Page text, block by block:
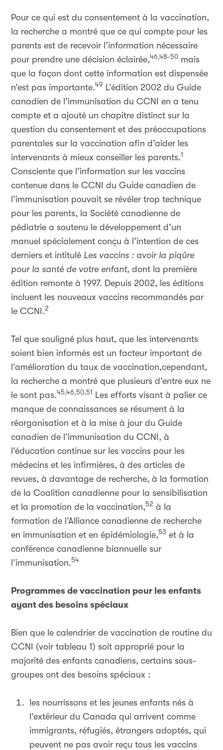
Pour ce qui est du consentement à la vaccination,
la recherche a montré que ce qui compte pour les
parents est de recevoir l’information nécessaire
pour prendre une décision éclairée,46,48-50 mais
que la façon dont cette information est dispensée
n’est pas importante.49 L’édition 2002 du Guide
canadien de l’immunisation du CCNI en a tenu
compte et a ajouté un chapitre distinct sur la
question du consentement et des préoccupations
parentales sur la vaccination afin d’aider les
intervenants à mieux conseiller les parents.1
Consciente que l’information sur les vaccins
contenue dans le CCNI du Guide canadien de
l’immunisation pouvait se révéler trop technique
pour les parents, la Société canadienne de
pédiatrie a soutenu le développement d’un
manuel spécialement conçu à l’intention de ces
derniers et intitulé Les vaccins : avoir la piqûre
pour la santé de votre enfant, dont la première
édition remonte à 1997. Depuis 2002, les éditions
incluent les nouveaux vaccins recommandés par
le CCNI.2
Tel que souligné plus haut, que les intervenants
soient bien informés est un facteur important de
l’amélioration du taux de vaccination,cependant,
la recherche a montré que plusieurs d’entre eux ne
le sont pas.45,46,50,51
Les efforts visant à palier ce
manque de connaissances se résument à la
réorganisation et à la mise à jour du Guide
canadien de l’immunisation du CCNI, à
l’éducation continue sur les vaccins pour les
médecins et les infirmières, à des articles de
revues, à davantage de recherche, à la formation
de la Coalition canadienne pour la sensibilisation
et la promotion de la vaccination,52 à la
formation de l’Alliance canadienne de recherche
en immunisation et en épidémiologie,53 et à la
conférence canadienne biannuelle sur
l’immunisation.54
Programmes de vaccination pour les enfants
ayant des besoins spéciaux
Bien que le calendrier de vaccination de routine du
CCNI (voir tableau 1) soit approprié pour la
majorité des enfants canadiens, certains sous-
groupes ont des besoins spéciaux :
les nourrissons et les jeunes enfants nés à
l’extérieur du Canada qui arrivent comme
immigrants, réfugiés, étrangers adoptés, qui
peuvent ne pas avoir reçu tous les vaccins